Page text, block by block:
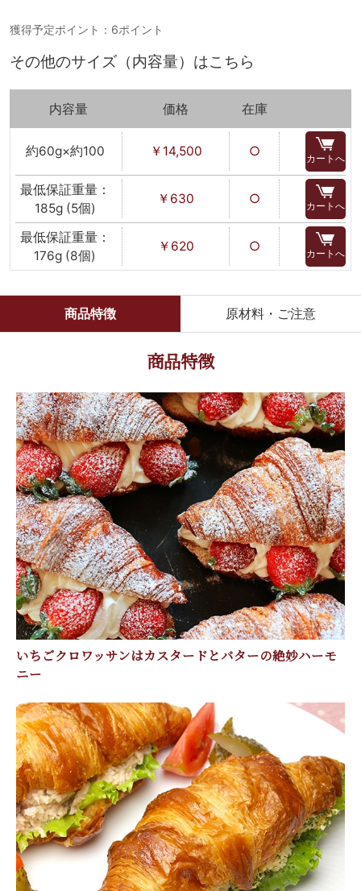
獲得予定ポイント：6ポイント
その他のサイズ（内容量）はこちら
内容量 価格 在庫
約60g×約100 ￥14,500 ○ カートへ
最低保証重量：
185g (5個)
￥630 ○ カートへ
最低保証重量：
176g (8個)
￥620 ○ カートへ
商品特徴 原材料・ご注意
商品特徴
いちごクロワッサンはカスタードとバターの絶妙ハーモ
ニー